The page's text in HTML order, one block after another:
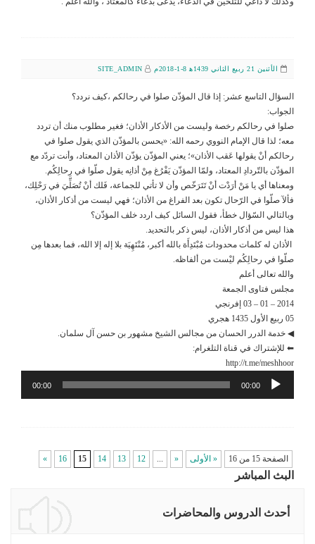
الأثنين 21 ربيع الثاني 1439ﻫ 8-1-2018م SITE_ADMIN
السؤال التاسع عشر: إذا قال المؤذّن صلوا في رحالكم ،كيف نردد؟
الجواب:
صلوا في رحالكم رخصة وليست من الأذكار الأذان؛ فغير مطلوب منك أن تردد
معه؛ لذا قال الإمام النووي رحمه الله: «يحسن بالمؤذّن الذي يقول صلوا في
رحالكم أنْ يقولها عَقب الأذان»؛ يعني المؤذّن يؤذّن الأذان المعتاد، وأنت تردّد مع
المؤذّن بالتّردادِ المعتاد، ولمّا المؤذّن يَفْرُغ مِنْ أذانِه يقول صلّوا في رِحالِكُم.
ومعناها أي يا مَنْ أرَدْت أنْ تَتَرَخّص وأن لا تأتي للجماعة، فَلك أنْ تُصَلِّيَ في رَحْلِك،
فألآ صلّوا في الرّحال تكون بعد الفراغ من الأذان؛ فهي ليست من أذكار الأذان،
وبالتالي السّؤال خطأ، فقول السائل كيف اردد خلف المؤذّن؟
هذا ليس من أذكار الأذان، ليس ذكر بالتحديد.
الأذان له كلمات محدودات مُبْتَدِأَة بالله أكبر، مُنْتَهِيَة بلا إله إلا الله، فما بعدها مِن
صلّوا في رحالِكُم ليْست من ألفاظه.
والله تعالى أعلم
مجلس فتاوى الجمعة
2014 – 01 – 03 إفرنجي
05 ربيع الأول 1435 هجري
◀ خدمة الدرر الحسان من مجالس الشيخ مشهور بن حسن آل سلمان.
⬅ للإشتراك في قناة التلغرام:
http://t.me/meshhoor
مشغل
الصوت
00:00
00:00
الصفحة 15 من 16 « الأولى «
12
13
14
15
16
»
البث المباشر
أحدث الدروس والمحاضرات